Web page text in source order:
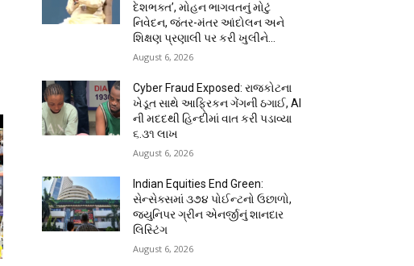
દેશભક્ત’, મોહન ભાગવતનું મોટું
નિવેદન, જંતર-મંતર આંદોલન અને
શિક્ષણ પ્રણાલી પર કરી ખુલીને...
August 6, 2026
Cyber Fraud Exposed: રાજકોટના
ખેડૂત સાથે આફ્રિકન ગેંગની ઠગાઈ, AI
ની મદદથી હિન્દીમાં વાત કરી પડાવ્યા
₹૬.૩૧ લાખ
August 6, 2026
Indian Equities End Green:
સેન્સેક્સમાં ૩૭૪ પોઈન્ટનો ઉછાળો,
જ્યુનિપર ગ્રીન એનર્જીનું શાનદાર
લિસ્ટિંગ
August 6, 2026